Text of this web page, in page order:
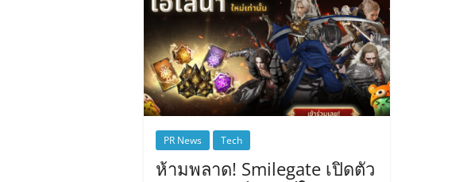
PR News Tech
ห้ามพลาด! Smilegate เปิดตัว